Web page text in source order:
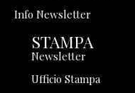
Info Newsletter
STAMPA
Newsletter
Ufficio Stampa